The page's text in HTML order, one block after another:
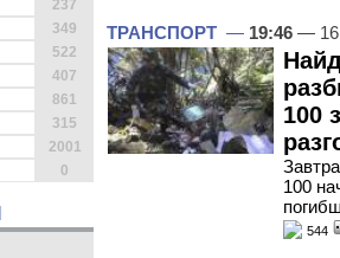
237
349
522
407
861
315
2001
0
ТРАНСПОРТ — 19:46 —
100
100
544